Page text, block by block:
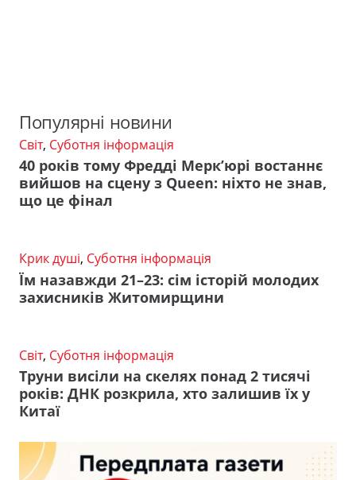
Популярні новини
Світ, Суботня інформація
40 років тому Фредді Мерк’юрі востаннє
вийшов на сцену з Queen: ніхто не знав,
що це фінал
Крик душі, Суботня інформація
Їм назавжди 21–23: сім історій молодих
захисників Житомирщини
Світ, Суботня інформація
Труни висіли на скелях понад 2 тисячі
років: ДНК розкрила, хто залишив їх у
Китаї